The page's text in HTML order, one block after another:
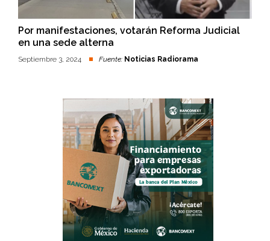
Por manifestaciones, votarán Reforma Judicial
en una sede alterna
Septiembre 3, 2024 Fuente: Noticias Radiorama